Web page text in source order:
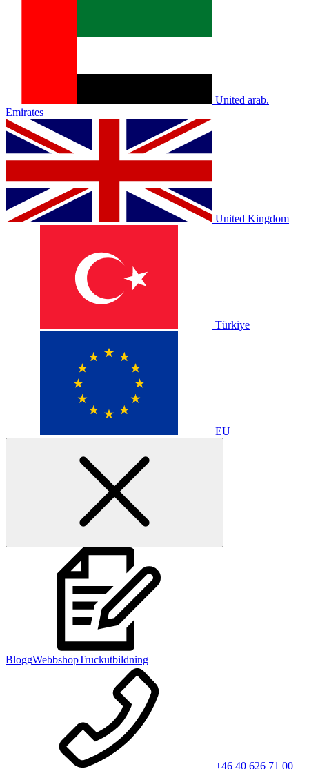
United arab.
Emirates
United Kingdom
Türkiye
EU
BloggWebbshopTruckutbildning
+46 40 626 71 00